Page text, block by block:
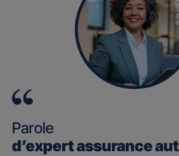
Parole
d’expert assurance